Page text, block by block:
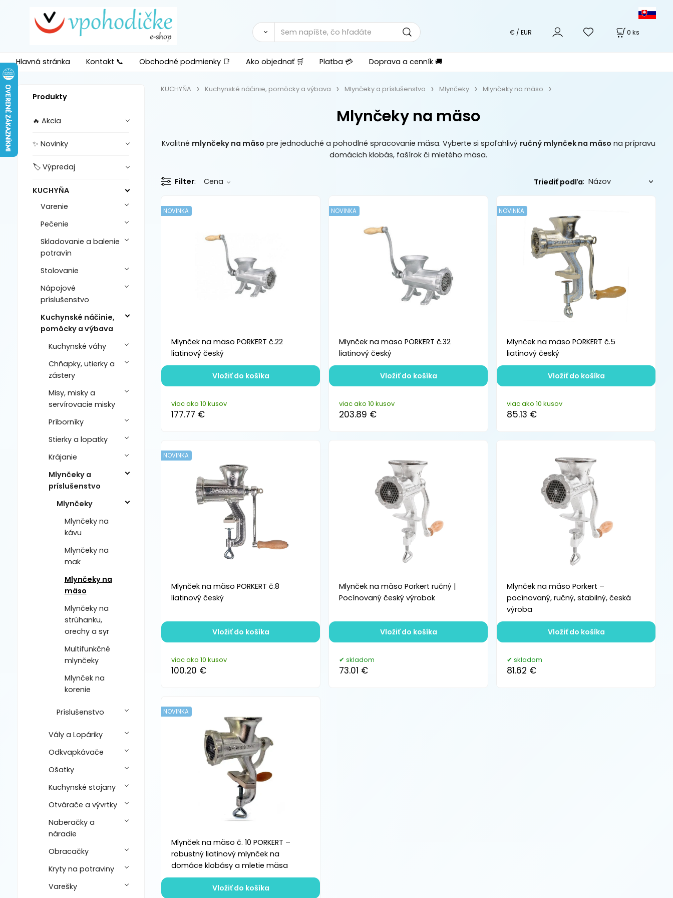
0 ks
€ / EUR
Hlavná stránka Kontakt 📞 Obchodné podmienky 📑 Ako objednať 🛒 Platba 💳 Doprava a cenník 🚚
Produkty
🔥 Akcia
✨ Novinky
🏷️ Výpredaj
KUCHYŇA
Varenie
Pečenie
Skladovanie a balenie
potravín
Stolovanie
Nápojové
príslušenstvo
Kuchynské náčinie,
pomôcky a výbava
Kuchynské váhy
Chňapky, utierky a
zástery
Misy, misky a
servírovacie misky
Príborníky
Stierky a lopatky
Krájanie
Mlynčeky a
príslušenstvo
Mlynčeky
Mlynčeky na
kávu
Mlynčeky na
mak
Mlynčeky na
mäso
Mlynčeky na
strúhanku,
orechy a syr
Multifunkčné
mlynčeky
Mlynček na
korenie
Príslušenstvo
Vály a Lopáriky
Odkvapkávače
Ošatky
Kuchynské stojany
Otvárače a vývrtky
Naberačky a
náradie
Obracačky
Kryty na potraviny
Varešky
KUCHYŇA Kuchynské náčinie, pomôcky a výbava Mlynčeky a príslušenstvo Mlynčeky Mlynčeky na mäso
Mlynčeky na mäso
Kvalitné mlynčeky na mäso pre jednoduché a pohodlné spracovanie mäsa. Vyberte si spoľahlivý ručný mlynček na mäso na prípravu
domácich klobás, fašírok či mletého mäsa.
Filter Cena Triediť podľa:
Mlynček na mäso PORKERT č.22
liatinový český
NOVINKA
viac ako 10 kusov
177.77 €
Vložiť do košíka
Mlynček na mäso PORKERT č.32
liatinový český
NOVINKA
viac ako 10 kusov
203.89 €
Vložiť do košíka
Mlynček na mäso PORKERT č.5
liatinový český
NOVINKA
viac ako 10 kusov
85.13 €
Vložiť do košíka
Mlynček na mäso PORKERT č.8
liatinový český
NOVINKA
viac ako 10 kusov
100.20 €
Vložiť do košíka
Mlynček na mäso Porkert ručný |
Pocínovaný český výrobok
skladom
73.01 €
Vložiť do košíka
Mlynček na mäso Porkert –
pocínovaný, ručný, stabilný, česká
výroba
skladom
81.62 €
Vložiť do košíka
Mlynček na mäso č. 10 PORKERT –
robustný liatinový mlynček na
domáce klobásy a mletie mäsa
NOVINKA
Vložiť do košíka